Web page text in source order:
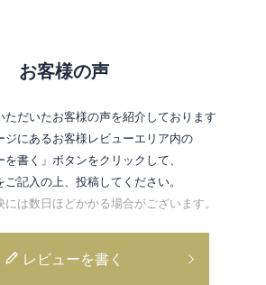
お客様の声
ただいたお客様の声を紹介しております
ジにあるお客様レビューエリア内の
を書く」ボタンをクリックして、
ご記入の上、投稿してください。
は数日ほどかかる場合がございます。
レビューを書く